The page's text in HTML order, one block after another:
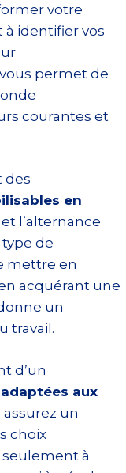
votre
à identifier vos
permet de
courantes et
des
en
l’alternance
de
mettre en
acquérant une
un
travail.
d’un
aux
assurez un
choix
à